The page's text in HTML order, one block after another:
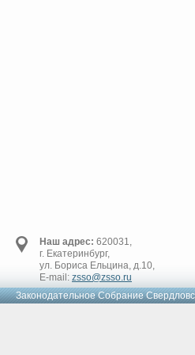
Наш адрес: 620031,
г. Екатеринбург,
ул. Бориса Ельцина, д.10,
E-mail: zsso@zsso.ru
Законодательное Cобрание